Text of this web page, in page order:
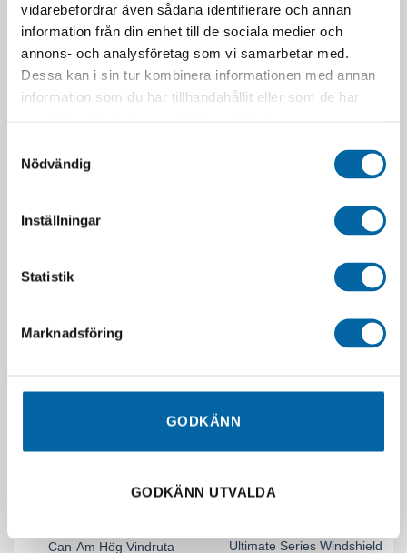
vidarebefordrar även sådana identifierare och annan
information från din enhet till de sociala medier och
annons- och analysföretag som vi samarbetar med.
Dessa kan i sin tur kombinera informationen med annan
information som du har tillhandahållit eller som de har
Nödvändig
Inställningar
Statistik
Marknadsföring
GODKÄNN
GODKÄNN UTVALDA
SLUT I LAGER
660/700
2 999,00
LÄGG I VARUKORG
kr
arbetsdagar
SLUT I LAGER
Can-Am Hög Vindruta
Ultimate Series Windshield